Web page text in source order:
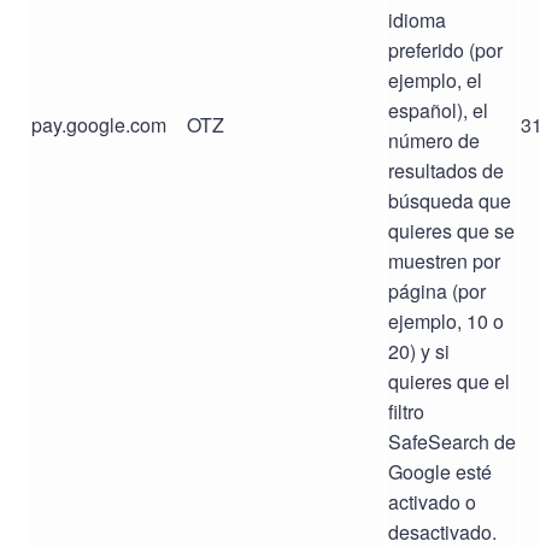
pay.google.com OTZ
idioma
preferido (por
ejemplo, el
español), el
número de
resultados de
búsqueda que
quieres que se
muestren por
página (por
ejemplo, 10 o
20) y si
quieres que el
filtro
SafeSearch de
Google esté
activado o
desactivado.